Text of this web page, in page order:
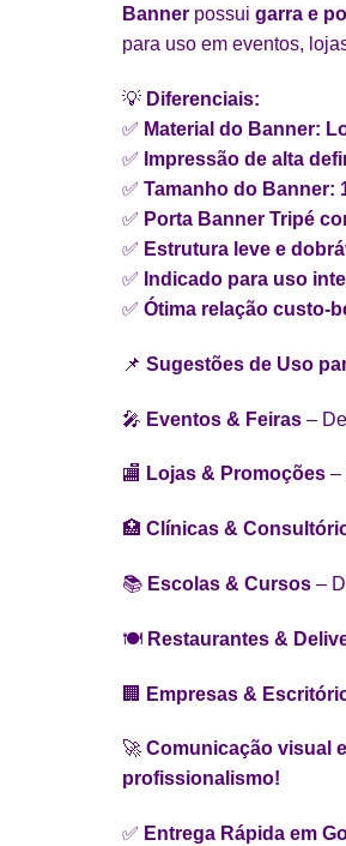
Banner possui garra e
para uso em eventos,
💡 Diferenciais:
✅ Material do Banner:
✅ Impressão de alta
✅ Tamanho do Banner:
✅ Porta Banner Tripé
✅ Estrutura leve e
✅ Indicado para uso
✅ Ótima relação custo-
📌 Sugestões de Uso
🎤 Eventos & Feiras –
🏬 Lojas & Promoções –
🏥 Clínicas &
📚 Escolas & Cursos –
🍽️ Restaurantes &
🏢 Empresas &
🚀 Comunicação visual
profissionalismo!
✅ Entrega Rápida em